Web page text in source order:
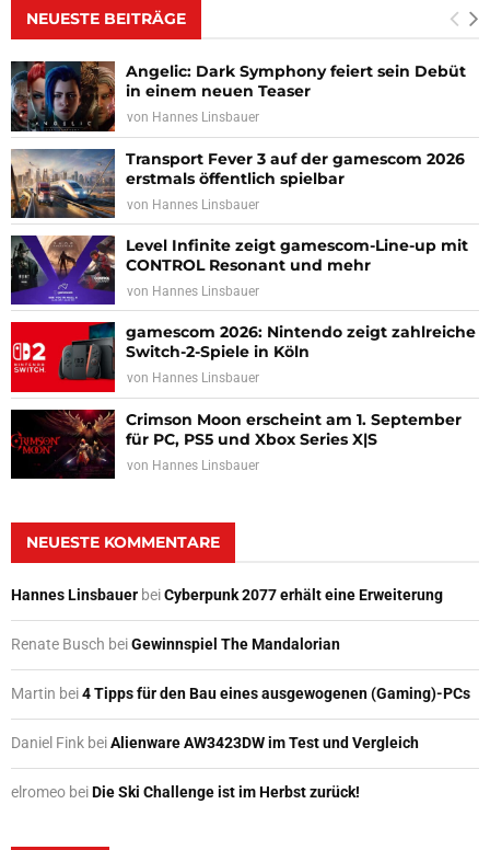
NEUESTE BEITRÄGE
Angelic: Dark Symphony feiert sein Debüt
in einem neuen Teaser
von Hannes Linsbauer
Transport Fever 3 auf der gamescom 2026
erstmals öffentlich spielbar
von Hannes Linsbauer
Level Infinite zeigt gamescom-Line-up mit
CONTROL Resonant und mehr
von Hannes Linsbauer
gamescom 2026: Nintendo zeigt zahlreiche
Switch-2-Spiele in Köln
von Hannes Linsbauer
Crimson Moon erscheint am 1. September
für PC, PS5 und Xbox Series X|S
von Hannes Linsbauer
NEUESTE KOMMENTARE
Hannes Linsbauer beiCyberpunk 2077 erhält eine Erweiterung
Renate Busch beiGewinnspiel The Mandalorian
Martin bei4 Tipps für den Bau eines ausgewogenen (Gaming)-PCs
Daniel Fink beiAlienware AW3423DW im Test und Vergleich
elromeo beiDie Ski Challenge ist im Herbst zurück!